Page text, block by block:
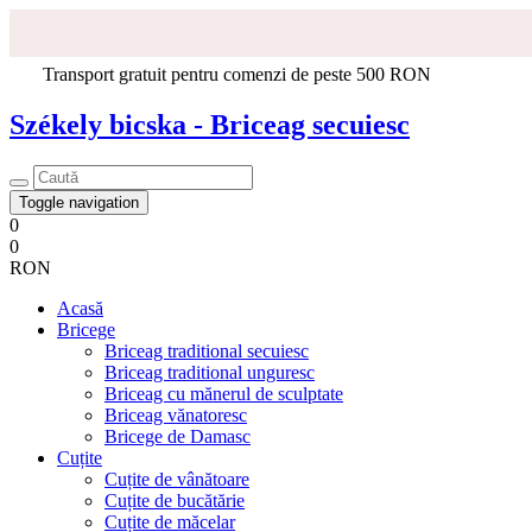
Transport gratuit pentru comenzi de peste 500 RON
Székely bicska - Briceag secuiesc
Toggle navigation
0
0
RON
Acasă
Bricege
Briceag traditional secuiesc
Briceag traditional unguresc
Briceag cu mănerul de sculptate
Briceag vănatoresc
Bricege de Damasc
Cuțite
Cuțite de vânătoare
Cuțite de bucătărie
Cuțite de măcelar